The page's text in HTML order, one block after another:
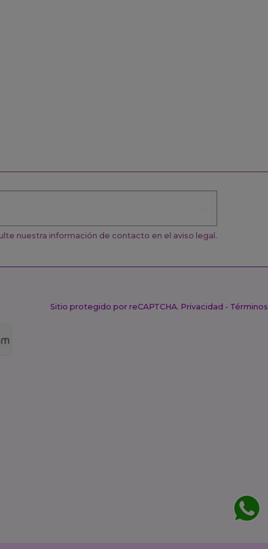
nuestra información de contacto en el aviso legal.
Sitio protegido por reCAPTCHA. Privacidad - Términos